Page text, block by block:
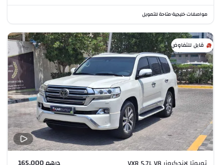
مواصفات خليجية•متاحة للتمويل
قابل للتفاوض